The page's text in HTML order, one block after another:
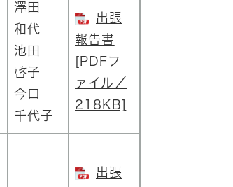
澤田
和代
池田
啓子
今口
千代子
出張
報告書
[PDFフ
ァイル／
218KB]
出張